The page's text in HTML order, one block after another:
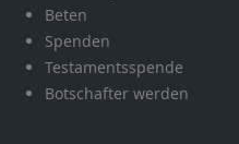
Beten
Spenden
Testamentsspende
Botschafter werden